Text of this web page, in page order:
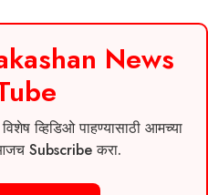
News
व्हिडिओ पाहण्यासाठी आमच्या
Subscribe करा.